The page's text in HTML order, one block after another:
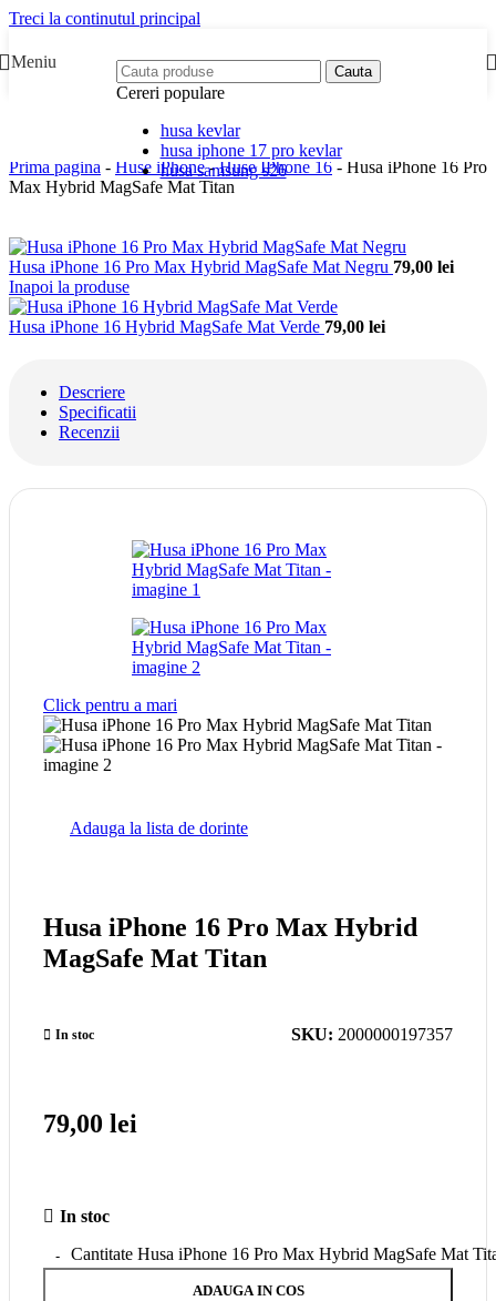
Treci la continutul principal
Meniu Cauta
Cereri populare
husa kevlar
husa iphone 17 pro kevlar
husa samsung s26
Prima pagina - Huse iPhone-Huse IPhone 16 - Husa iPhone 16 Pro
Max Hybrid MagSafe Mat Titan
Husa iPhone 16 Pro Max Hybrid MagSafe Mat Negru 79,00 lei
Inapoi la produse
Husa iPhone 16 Hybrid MagSafe Mat Verde 79,00 lei
Descriere
Specificatii
Recenzii
Click pentru a mari
Adauga la lista de dorinte
Husa iPhone 16 Pro Max Hybrid
MagSafe Mat Titan
In stoc SKU: 2000000197357
79,00 lei
In stoc
Cantitate Husa iPhone 16 Pro Max Hybrid MagSafe Mat
ADAUGA IN COS